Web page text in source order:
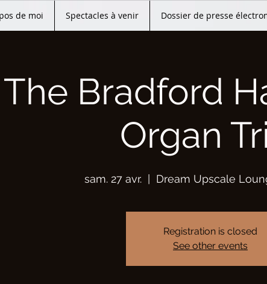
de moi Spectacles à venir Dossier de presse
The Bradford
Organ
sam. 27 avr. Dream Upscale
Registration is closed
See other events